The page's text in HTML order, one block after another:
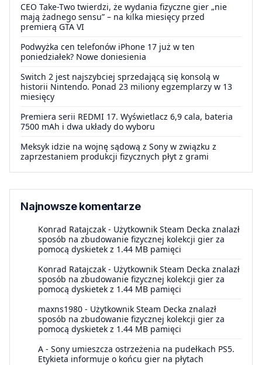
CEO Take-Two twierdzi, że wydania fizyczne gier „nie
mają żadnego sensu” – na kilka miesięcy przed
premierą GTA VI
Podwyżka cen telefonów iPhone 17 już w ten
poniedziałek? Nowe doniesienia
Switch 2 jest najszybciej sprzedającą się konsolą w
historii Nintendo. Ponad 23 miliony egzemplarzy w 13
miesięcy
Premiera serii REDMI 17. Wyświetlacz 6,9 cala, bateria
7500 mAh i dwa układy do wyboru
Meksyk idzie na wojnę sądową z Sony w związku z
zaprzestaniem produkcji fizycznych płyt z grami
Najnowsze komentarze
Konrad Ratajczak - Użytkownik Steam Decka znalazł
sposób na zbudowanie fizycznej kolekcji gier za
pomocą dyskietek z 1.44 MB pamięci
Konrad Ratajczak - Użytkownik Steam Decka znalazł
sposób na zbudowanie fizycznej kolekcji gier za
pomocą dyskietek z 1.44 MB pamięci
maxns1980 - Użytkownik Steam Decka znalazł
sposób na zbudowanie fizycznej kolekcji gier za
pomocą dyskietek z 1.44 MB pamięci
A - Sony umieszcza ostrzeżenia na pudełkach PS5.
Etykieta informuje o końcu gier na płytach